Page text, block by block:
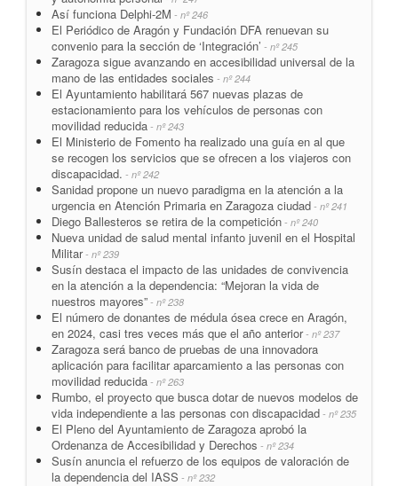
Así funciona Delphi-2M - nº 246
El Periódico de Aragón y Fundación DFA renuevan su
convenio para la sección de ‘Integración’ - nº 245
Zaragoza sigue avanzando en accesibilidad universal de la
mano de las entidades sociales - nº 244
El Ayuntamiento habilitará 567 nuevas plazas de
estacionamiento para los vehículos de personas con
movilidad reducida - nº 243
El Ministerio de Fomento ha realizado una guía en al que
se recogen los servicios que se ofrecen a los viajeros con
discapacidad. - nº 242
Sanidad propone un nuevo paradigma en la atención a la
urgencia en Atención Primaria en Zaragoza ciudad - nº 241
Diego Ballesteros se retira de la competición - nº 240
Nueva unidad de salud mental infanto juvenil en el Hospital
Militar- nº 239
Susín destaca el impacto de las unidades de convivencia
en la atención a la dependencia: “Mejoran la vida de
nuestros mayores” - nº 238
El número de donantes de médula ósea crece en Aragón,
en 2024, casi tres veces más que el año anterior- nº 237
Zaragoza será banco de pruebas de una innovadora
aplicación para facilitar aparcamiento a las personas con
movilidad reducida - nº 263
Rumbo, el proyecto que busca dotar de nuevos modelos de
vida independiente a las personas con discapacidad - nº 235
El Pleno del Ayuntamiento de Zaragoza aprobó la
Ordenanza de Accesibilidad y Derechos - nº 234
Susín anuncia el refuerzo de los equipos de valoración de
la dependencia del IASS - nº 232